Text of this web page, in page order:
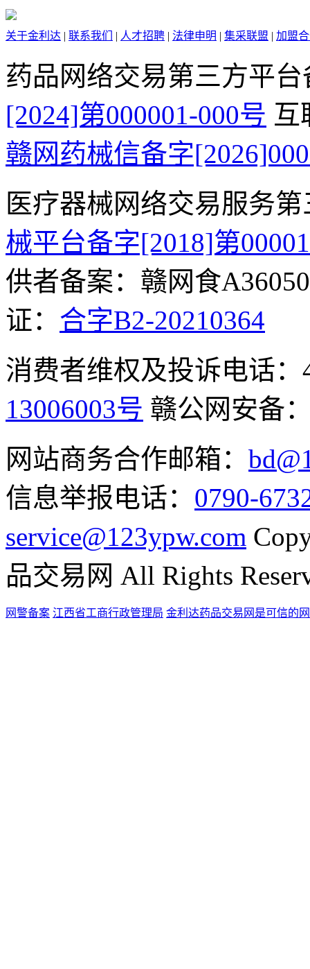
关于金利达 | 联系我们 | 人才招聘 | 法律申明 | 集采联盟 | 加盟
药品网络交易第三方平
[2024]第000001-000号 互
赣网药械信备字
医疗器械网络交易服务
械平台备字[2018]第
供者备案：赣网食
证： 合字B2-20210364
消费者维权及投诉电话：
13006003号 赣公网安备
网站商务合作邮箱：
信息举报电话： 0790-
service@123ypw.com
品交易网 All Rights
网警备案 江西省工商行政管理局 金利达药品交易网是可信的